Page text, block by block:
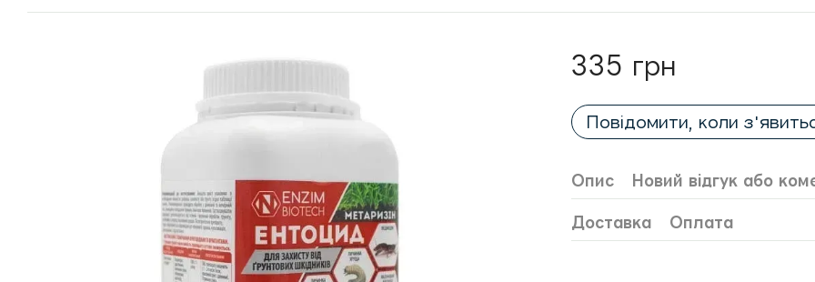
335 грн
Повідомити, коли
Опис Новий відгук або
Доставка Оплата